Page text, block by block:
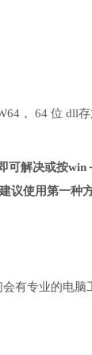
， 64 位 dll存
解决或按win
议使用第一种
有专业的电脑